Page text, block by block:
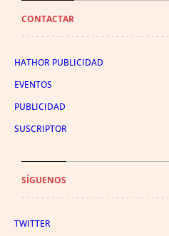
CONTACTAR
HATHOR PUBLICIDAD
EVENTOS
PUBLICIDAD
SUSCRIPTOR
SÍGUENOS
TWITTER